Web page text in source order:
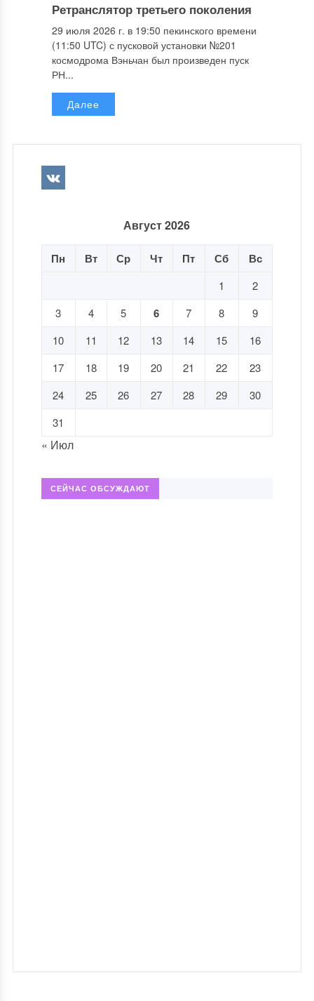
Ретранслятор третьего поколения
29 июля 2026 г. в 19:50 пекинского времени
(11:50 UTC) с пусковой установки №201
космодрома Вэньчан был произведен пуск
РН...
Далее
Август 2026
Пн Вт Ср Чт Пт Сб Вс
1
2
3
4 5 6 7 8
9
10
11 12 13 14 15
16
17
18 19 20 21 22
23
24
25 26 27 28 29
30
31
« Июл
СЕЙЧАС ОБСУЖДАЮТ